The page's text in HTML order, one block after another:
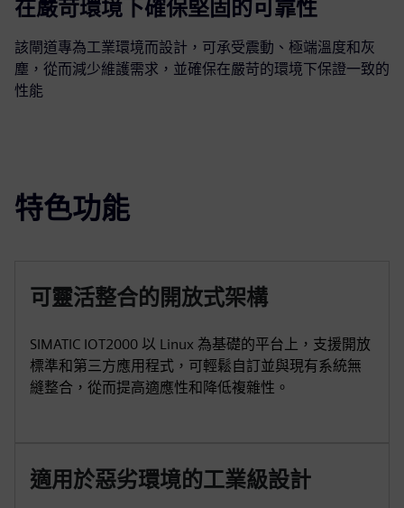
在嚴苛環境下確保堅固的可靠性
該閘道專為工業環境而設計，可承受震動、極端溫度和灰
塵，從而減少維護需求，並確保在嚴苛的環境下保證一致的
性能
特色功能
可靈活整合的開放式架構
SIMATIC IOT2000 以 Linux 為基礎的平台上，支援開放
標準和第三方應用程式，可輕鬆自訂並與現有系統無
縫整合，從而提高適應性和降低複雜性。
適用於惡劣環境的工業級設計